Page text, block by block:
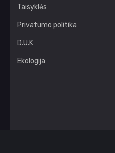
Taisyklės
Privatumo politika
D.U.K
Ekologija